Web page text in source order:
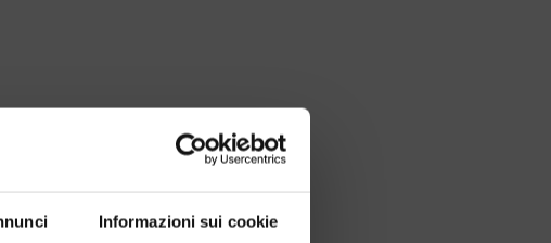
Informazioni sui cookie